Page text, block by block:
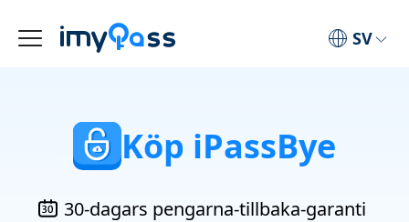
SV
Köp iPassBye
30-dagars pengarna-tillbaka-garanti